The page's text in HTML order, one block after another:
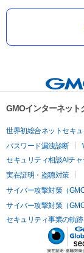
GMOインターネット
世界初総合ネットセキ
パスワード漏洩診断
セキュリティ相談AIチャ
実在証明・盗聴対策
サイバー攻撃対策（
サイバー攻撃対策（GMO
セキュリティ事業の軌跡